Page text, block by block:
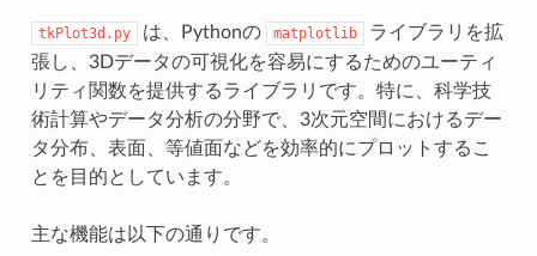
tkPlot3d.py は、Pythonの matplotlib
ライブラリを拡
張し、3Dデータの可視化を容易にするためのユーティ
リティ関数を提供するライブラリです。特に、科学技
術計算やデータ分析の分野で、3次元空間におけるデー
タ分布、表面、等値面などを効率的にプロットするこ
とを目的としています。
主な機能は以下の通りです。